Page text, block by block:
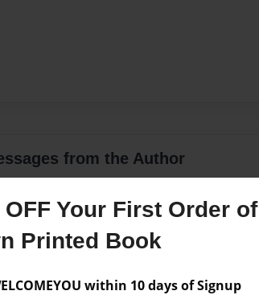
OFF Your First Order of
Printed Book
within 10 days of Signup
from the Author